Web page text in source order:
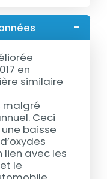
en
similaire
malgré
Ceci
baisse
lien avec les
le